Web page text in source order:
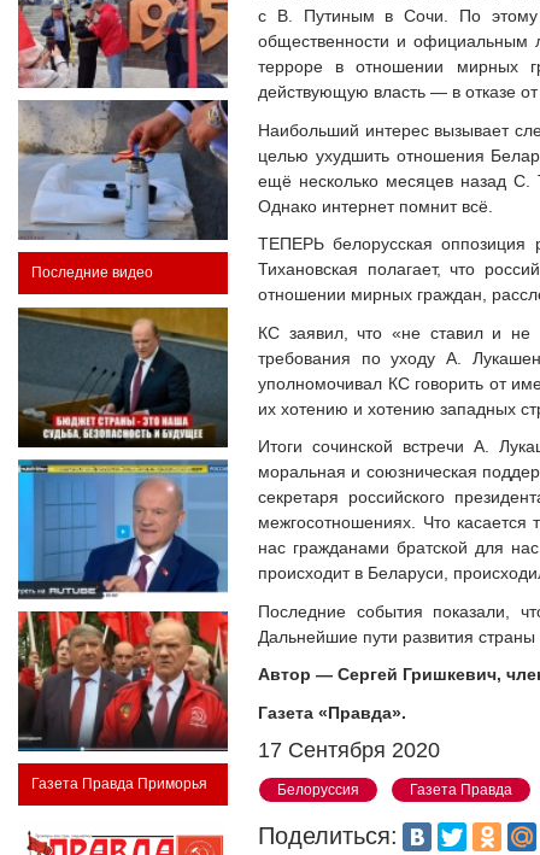
Последние видео
Газета Правда Приморья
с В. Путиным в Сочи. По этому
общественности и официальным
терроре в отношении мирных
действующую власть — в отказе
Наибольший интерес вызывает
целью ухудшить отношения
ещё несколько месяцев назад С.
Однако интернет помнит всё.
ТЕПЕРЬ белорусская оппозиция
Тихановская полагает, что
отношении мирных граждан,
КС заявил, что «не ставил и не
требования по уходу А.
уполномочивал КС говорить от
их хотению и хотению западных
Итоги сочинской встречи А.
моральная и союзническая
секретаря российского
межгосотношениях. Что
нас гражданами братской для
происходит в Беларуси,
Последние события показали,
Дальнейшие пути развития
Автор — Сергей Гришкевич,
Газета «Правда».
17 Сентября 2020
Белоруссия Газета Правда
Поделиться: